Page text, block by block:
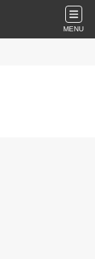
MENU